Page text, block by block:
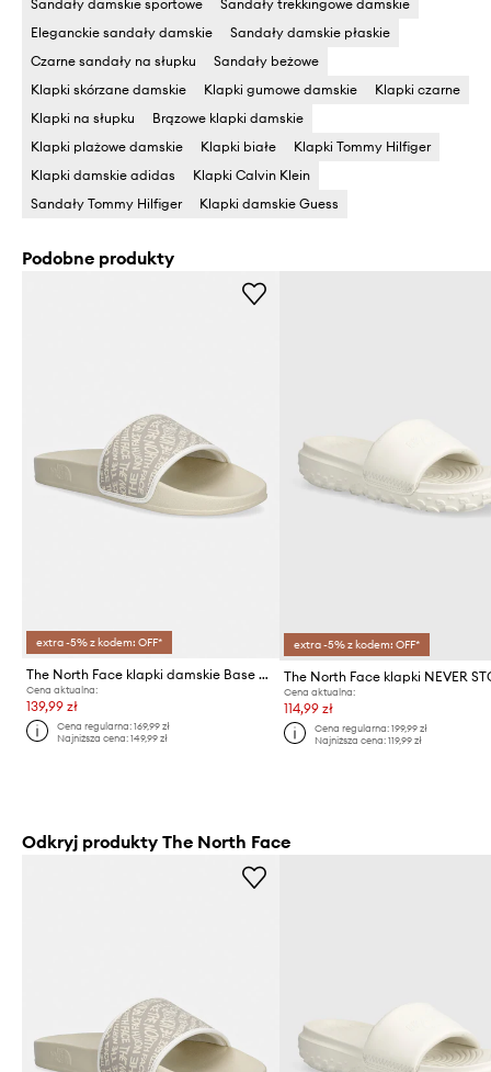
Sandały damskie sportowe
Sandały trekkingowe damskie
Eleganckie sandały damskie
Sandały damskie płaskie
Czarne sandały na słupku
Sandały beżowe
Klapki skórzane damskie
Klapki gumowe damskie
Klapki czarne
Klapki na słupku
Brązowe klapki damskie
Klapki plażowe damskie
Klapki białe
Klapki Tommy Hilfiger
Klapki damskie adidas
Klapki Calvin Klein
Sandały Tommy Hilfiger
Klapki damskie Guess
Podobne produkty
extra -5% z kodem: OFF*
The North Face klapki damskie Base Camp Slide III
Cena aktualna:
139,99 zł
Cena regularna:169,99 zł
Najniższa cena:149,99 zł
extra -5% z kodem: OFF*
Cena aktualna:
114,99 zł
Cena regularna: 199,99 zł
Najniższa cena: 119,99 zł
Odkryj produkty The North Face